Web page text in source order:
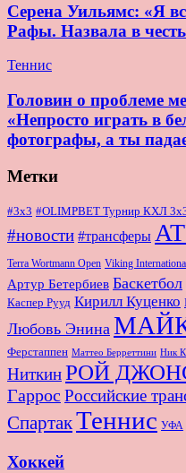
Серена Уильямс: «Я
Рафы. Назвала в честь
Теннис
Головин о проблеме
«Непросто играть в
фотографы, а ты
Метки
#3x3 #OLIMPBET Турнир КХЛ
#новости #трансферы
Terra Wortmann Open Viking
Артур Бетербиев Баскетбол
Каспер Рууд Кирилл Куценко
Любовь Энина
Ферстаппен Маттео Берреттини Ник
НиткинРОЙ
Гаррос Российские
СпартакТеннис УФА
Хоккей